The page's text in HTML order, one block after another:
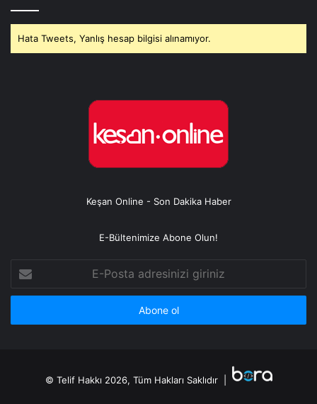
Hata Tweets, Yanlış hesap bilgisi alınamıyor.
Keşan Online - Son Dakika Haber
E-Bültenimize Abone Olun!
Posta
adresinizi
© Telif Hakkı 2026, Tüm Hakları Saklıdır |